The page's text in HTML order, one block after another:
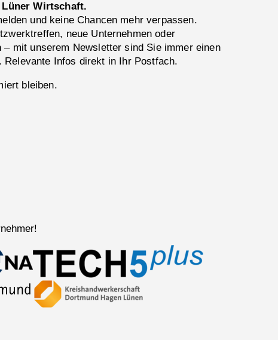
Lüner Wirtschaft.
und keine Chancen mehr verpassen.
neue Unternehmen oder
– mit unserem Newsletter sind Sie immer einen
Infos direkt in Ihr Postfach.
bleiben.